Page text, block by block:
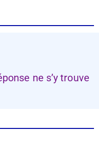
ne s’y trouve